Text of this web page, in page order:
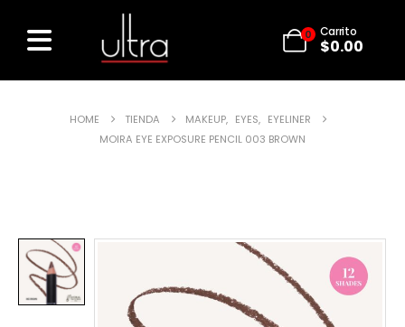
0 Carrito
$0.00
HOME TIENDA MAKEUP, EYES, EYELINER
MOIRA EYE EXPOSURE PENCIL 003 BROWN